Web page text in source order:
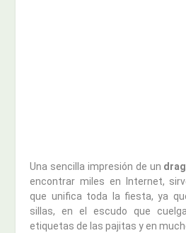
Una sencilla impresión de un
encontrar miles en Internet,
que unifica toda la fiesta, ya
sillas, en el escudo que
etiquetas de las pajitas y en